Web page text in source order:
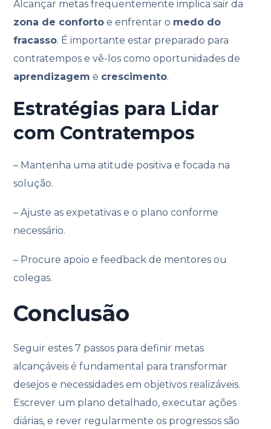
Alcançar metas frequentemente implica sair da
zona de conforto e enfrentar o medo do
fracasso. É importante estar preparado para
contratempos e vê-los como oportunidades de
aprendizagem e crescimento.
Estratégias para Lidar
com Contratempos
– Mantenha uma atitude positiva e focada na
solução.
– Ajuste as expetativas e o plano conforme
necessário.
– Procure apoio e feedback de mentores ou
colegas.
Conclusão
Seguir estes 7 passos para definir metas
alcançáveis é fundamental para transformar
desejos e necessidades em objetivos realizáveis.
Escrever um plano detalhado, executar ações
diárias, e rever regularmente os progressos são